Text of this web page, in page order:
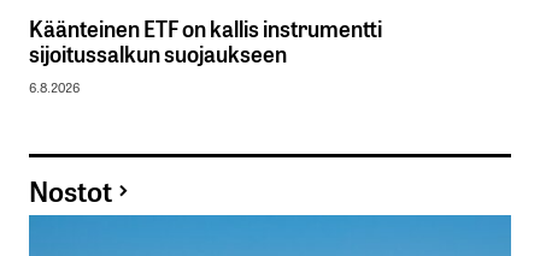
Käänteinen ETF on kallis instrumentti
sijoitussalkun suojaukseen
6.8.2026
Nostot